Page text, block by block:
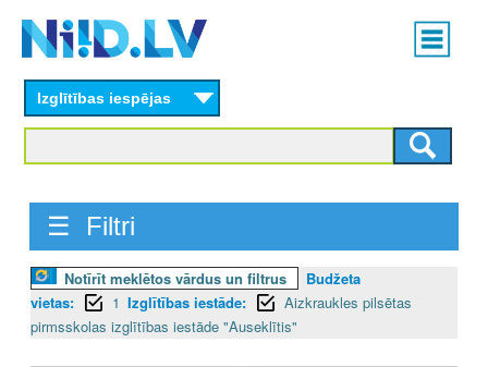
content
Main
menu
Izglītības iespējas
☰ Filtri
Notīrīt meklētos vārdus un filtrus
Budžeta
vietas:
1 Izglītības iestāde:
Aizkraukles pilsētas
pirmsskolas izglītības iestāde "Auseklītis"